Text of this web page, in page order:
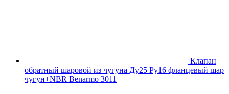
Клапан
обратный шаровой из чугуна Ду25 Ру16 фланцевый шар
чугун+NBR Benarmo 3011